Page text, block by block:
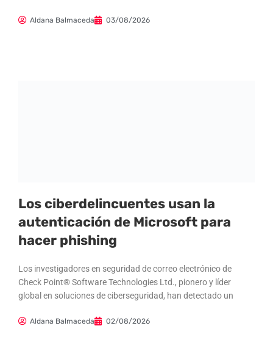
Aldana Balmaceda 03/08/2026
Los ciberdelincuentes usan la
autenticación de Microsoft para
hacer phishing
Los investigadores en seguridad de correo electrónico de
Check Point® Software Technologies Ltd., pionero y líder
global en soluciones de ciberseguridad, han detectado un
Aldana Balmaceda 02/08/2026